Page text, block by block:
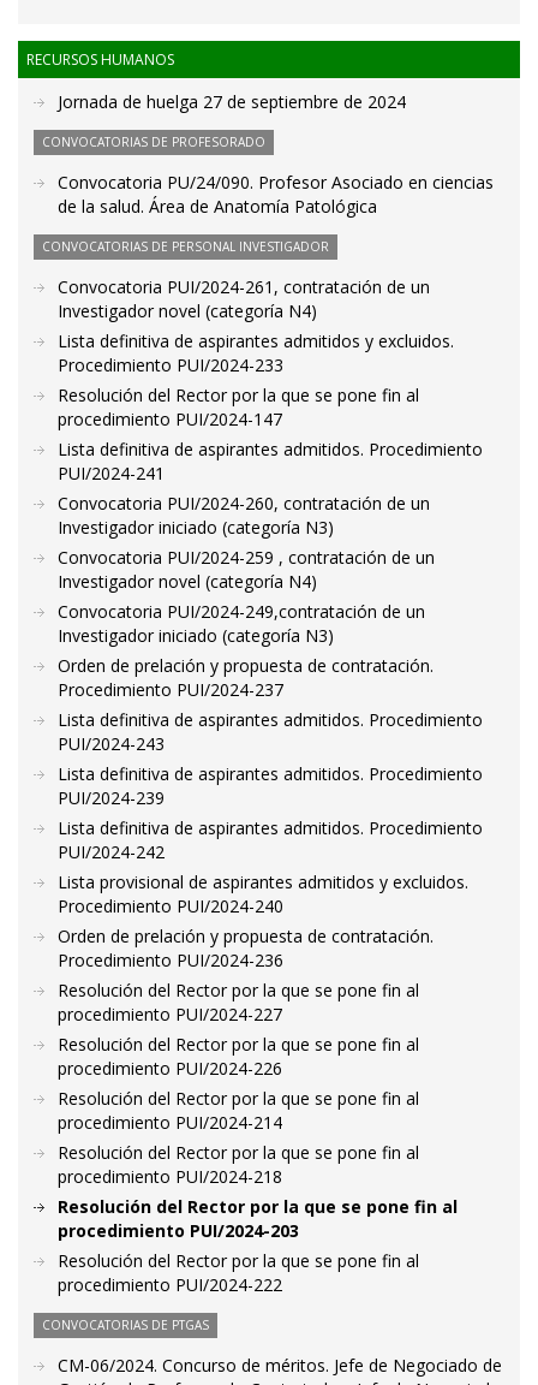
RECURSOS HUMANOS
Jornada de huelga 27 de septiembre de 2024
CONVOCATORIAS DE PROFESORADO
Convocatoria PU/24/090. Profesor Asociado en ciencias
de la salud. Área de Anatomía Patológica
CONVOCATORIAS DE PERSONAL INVESTIGADOR
Convocatoria PUI/2024-261, contratación de un
Investigador novel (categoría N4)
Lista definitiva de aspirantes admitidos y excluidos.
Procedimiento PUI/2024-233
Resolución del Rector por la que se pone fin al
procedimiento PUI/2024-147
Lista definitiva de aspirantes admitidos. Procedimiento
PUI/2024-241
Convocatoria PUI/2024-260, contratación de un
Investigador iniciado (categoría N3)
Convocatoria PUI/2024-259 , contratación de un
Investigador novel (categoría N4)
Convocatoria PUI/2024-249,contratación de un
Investigador iniciado (categoría N3)
Orden de prelación y propuesta de contratación.
Procedimiento PUI/2024-237
Lista definitiva de aspirantes admitidos. Procedimiento
PUI/2024-243
Lista definitiva de aspirantes admitidos. Procedimiento
PUI/2024-239
Lista definitiva de aspirantes admitidos. Procedimiento
PUI/2024-242
Lista provisional de aspirantes admitidos y excluidos.
Procedimiento PUI/2024-240
Orden de prelación y propuesta de contratación.
Procedimiento PUI/2024-236
Resolución del Rector por la que se pone fin al
procedimiento PUI/2024-227
Resolución del Rector por la que se pone fin al
procedimiento PUI/2024-226
Resolución del Rector por la que se pone fin al
procedimiento PUI/2024-214
Resolución del Rector por la que se pone fin al
procedimiento PUI/2024-218
Resolución del Rector por la que se pone fin al
procedimiento PUI/2024-203
Resolución del Rector por la que se pone fin al
procedimiento PUI/2024-222
CONVOCATORIAS DE PTGAS
CM-06/2024. Concurso de méritos. Jefe de Negociado de